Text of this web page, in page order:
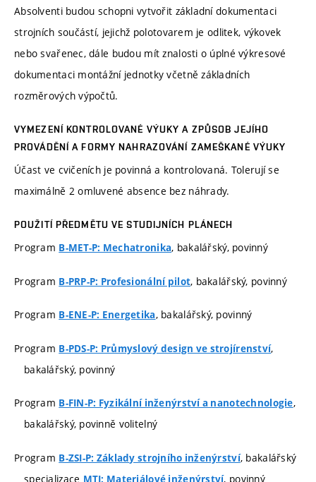
Absolventi budou schopni vytvořit základní dokumentaci
strojních součástí, jejichž polotovarem je odlitek, výkovek
nebo svařenec, dále budou mít znalosti o úplné výkresové
dokumentaci montážní jednotky včetně základních
rozměrových výpočtů.
VYMEZENÍ KONTROLOVANÉ VÝUKY A ZPŮSOB JEJÍHO
PROVÁDĚNÍ A FORMY NAHRAZOVÁNÍ ZAMEŠKANÉ VÝUKY
Účast ve cvičeních je povinná a kontrolovaná. Tolerují se
maximálně 2 omluvené absence bez náhrady.
POUŽITÍ PŘEDMĚTU VE STUDIJNÍCH PLÁNECH
Program B-MET-P: Mechatronika, bakalářský, povinný
Program B-PRP-P: Profesionální pilot, bakalářský, povinný
Program B-ENE-P: Energetika, bakalářský, povinný
Program B-PDS-P: Průmyslový design ve strojírenství,
bakalářský, povinný
Program B-FIN-P: Fyzikální inženýrství a nanotechnologie,
bakalářský, povinně volitelný
Program B-ZSI-P: Základy strojního inženýrství, bakalářský
specializace MTI: Materiálové inženýrství, povinný